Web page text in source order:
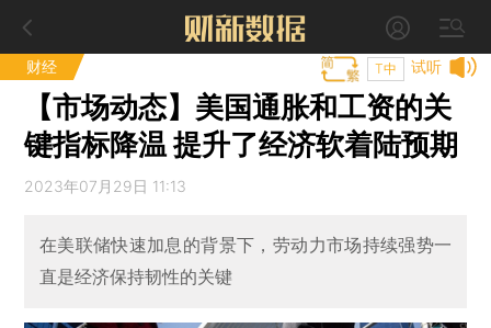
财经 试听
T中
【市场动态】美国通胀和工资的关
键指标降温 提升了经济软着陆预期
2023年07月29日 11:13
在美联储快速加息的背景下，劳动力市场持续强势一
直是经济保持韧性的关键